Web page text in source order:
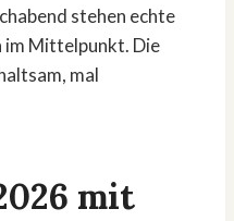
stehen echte
im Mittelpunkt. Die
mal
mit